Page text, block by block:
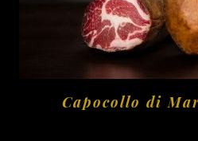
Capocollo di